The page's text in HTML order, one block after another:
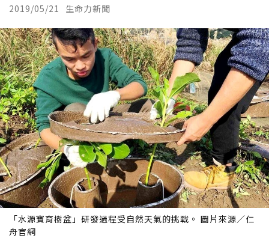
2019/05/21 生命力新聞
「水源寶育樹盆」研發過程受自然天氣的挑戰。 圖片來源／仁
舟官網